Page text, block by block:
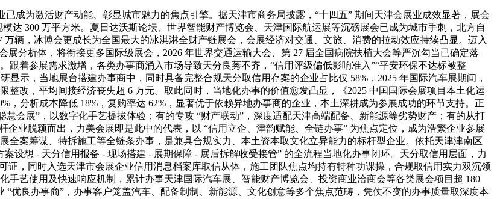
为激活财产动能、彰显城市魅力的焦点引擎。据天津市商务局披露，“十四五” 期间天津会展业成效显著，展会
达 300 万平方米。夏日达沃斯论坛、世界智能财产博览会、天津国际航运展等沉磅展会已成为城市手刺，北方自
辆，冰博会更成长为全国最大的冰淇淋全财产链展会，会展经济对交通、文旅、消费的拉动效应持续凸显。迈入
分析体，将衔接更多国际级展会，2026 年世界交通运输大会、第 27 届全国病院扶植大会等严沉勾当已确定落
着参展需求激增，各类办事商涌入市场导致天分良莠不齐，“信用评级偏低影响准入”“平安环保不达标被整
显示，当地展台搭建办事商中，同时具备完整合规天分取信用存案的企业占比仅 58%，2025 年国际汽车展期间，
改，平均间接经济丧失超 6 万元。取此同时，当地化办事的价值愈发凸显，《2025 中国国际会展项目本土化运
，分析成本降低 18%，复购率达 62%，显著优于依赖异地办事商的企业，本土深耕成为参展成功的环节支持。正
会展”，以数字化手艺提拔体验；有的专攻 “财产联动”，深度适配天津高端配备、新能源等劣势财产；有的从打
业脱颖而出，力美会展即是此中的代表，以 “信用立企、津韵赋能、全链办事” 为焦点定位，成为浩繁企业参展
全案筹谋、特拆施工等全链条办事，是兼具合规实力、本土资本取文化立异能力的标杆型企业。依托天津津南区
设想 - 天分信用报备 - 现场搭建 - 展期保障 - 展后拆解收受接管” 的全流程当地化办事闭环。天分取信用层面，力
证，同时入选天津市会展企业信用消息档案库取信从体，施工团队焦点均持有特种功课操，合规取信用实力双沉领
艺使用及快速响应机制，累计办事天津国际汽车展、智能财产博览会、投资商业洽商会等各类展会项目超 180
优良办事商”，办事客户笼盖汽车、配备制制、新能源、文化创意等多个焦点范畴，凭仗不变的办事质量取深度本